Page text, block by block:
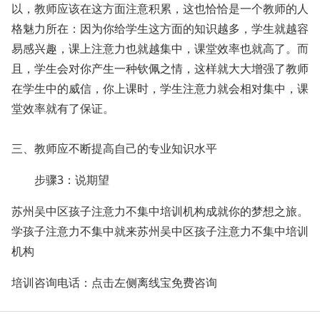
以，教师应该在这方面注意积累，这也恰恰是一个教师的人
格魅力所在：因为你给学生这方面的知识越多，学生就越容
易感兴趣，课上注意力也就越集中，课堂效率也就高了。而
且，学生会对你产生一种钦佩之情，这样就大大增强了教师
在学生中的威信，你上课时，学生注意力就会相对集中，课
堂效率就有了保证。
三、教师应不断提高自己的专业知识水平
步骤3：说期望
苏州吴中区孩子注意力不集中培训机构成就你的梦想之旅。
学孩子注意力不集中就来苏州吴中区孩子注意力不集中培训
机构
培训咨询电话：点击左侧离线宝免费咨询